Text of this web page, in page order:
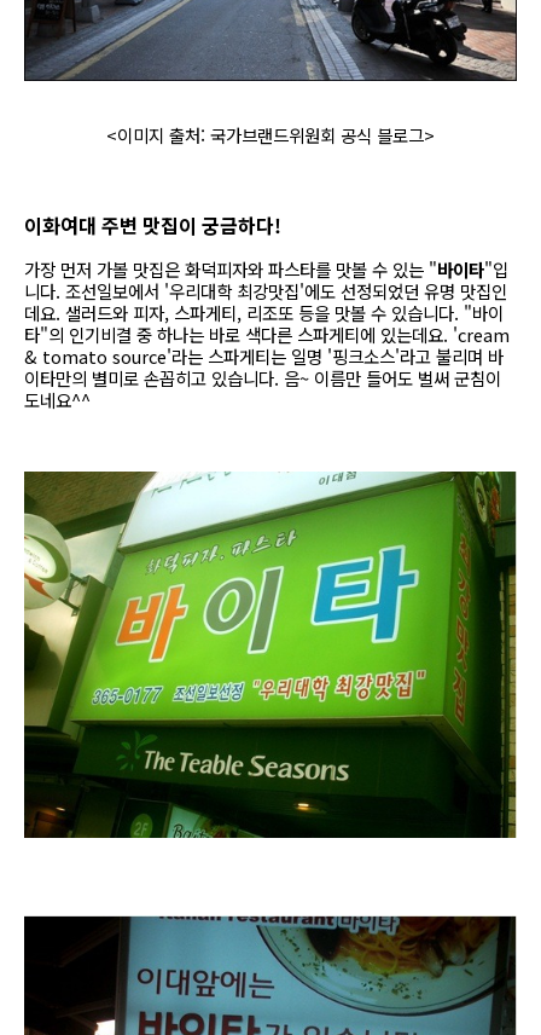
<이미지 출처: 국가브랜드위원회 공식 블로그>
이화여대 주변 맛집이 궁금하다!
가장 먼저 가볼 맛집은 화덕피자와 파스타를 맛볼 수 있는 "바이타"입
니다. 조선일보에서 '우리대학 최강맛집'에도 선정되었던 유명 맛집인
데요. 샐러드와 피자, 스파게티, 리조또 등을 맛볼 수 있습니다. "바이
타"의 인기비결 중 하나는 바로 색다른 스파게티에 있는데요. 'cream
& tomato source'라는 스파게티는 일명 '핑크소스'라고 불리며 바
이타만의 별미로 손꼽히고 있습니다. 음~ 이름만 들어도 벌써 군침이
도네요^^